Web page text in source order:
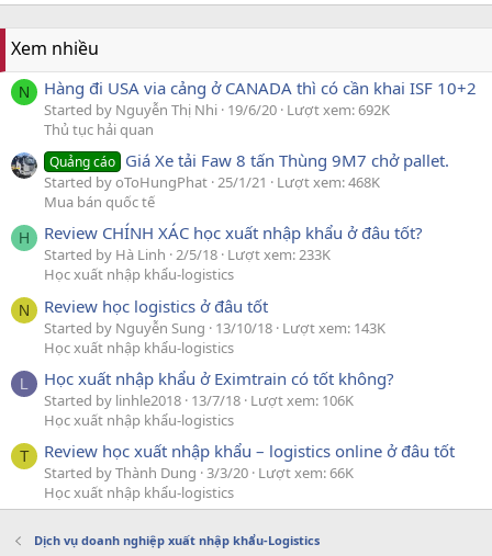
Xem nhiều
N Hàng đi USA via cảng ở CANADA thì có cần khai ISF 10+2
Started by Nguyễn Thị Nhi 19/6/20 Lượt xem: 692K
Thủ tục hải quan
Quảng cáo Giá Xe tải Faw 8 tấn Thùng 9M7 chở pallet.
Started by oToHungPhat 25/1/21
Lượt xem: 468K
Mua bán quốc tế
H Review CHÍNH XÁC học xuất nhập khẩu ở đâu tốt?
Started by Hà Linh 2/5/18 Lượt xem: 233K
Học xuất nhập khẩu-logistics
N Review học logistics ở đâu tốt
Started by Nguyễn Sung 13/10/18 Lượt xem: 143K
Học xuất nhập khẩu-logistics
L Học xuất nhập khẩu ở Eximtrain có tốt không?
Started by linhle2018 13/7/18 Lượt xem: 106K
Học xuất nhập khẩu-logistics
T Review học xuất nhập khẩu – logistics online ở đâu tốt
Started by Thành Dung 3/3/20 Lượt xem: 66K
Học xuất nhập khẩu-logistics
Dịch vụ doanh nghiệp xuất nhập khẩu-Logistics